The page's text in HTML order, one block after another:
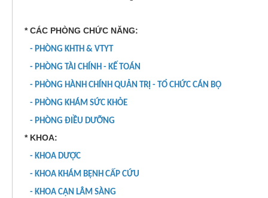
KHOA NỘI NHI NHIỄM
* CÁC PHÒNG CHỨC NĂNG:
- PHÒNG KHTH & VTYT
- PHÒNG TÀI CHÍNH - KẾ TOÁN
- PHÒNG HÀNH CHÍNH QUẢN TRỊ - TỔ CHỨC CÁN BỘ
- PHÒNG KHÁM SỨC KHỎE
- PHÒNG ĐIỀU DƯỠNG
* KHOA:
- KHOA DƯỢC
- KHOA KHÁM BỆNH CẤP CỨU
- KHOA CẬN LÂM SÀNG